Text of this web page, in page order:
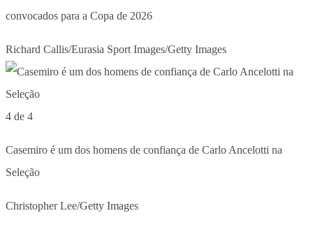
convocados para a Copa de 2026
Richard Callis/Eurasia Sport Images/Getty Images
4 de 4
Casemiro é um dos homens de confiança de Carlo Ancelotti na
Seleção
Christopher Lee/Getty Images